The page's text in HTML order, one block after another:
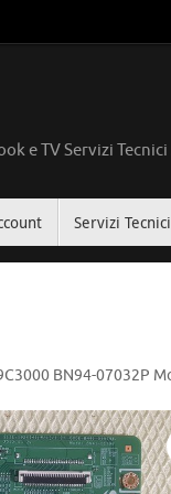
e TV Servizi
Servizi
BN94-07032P